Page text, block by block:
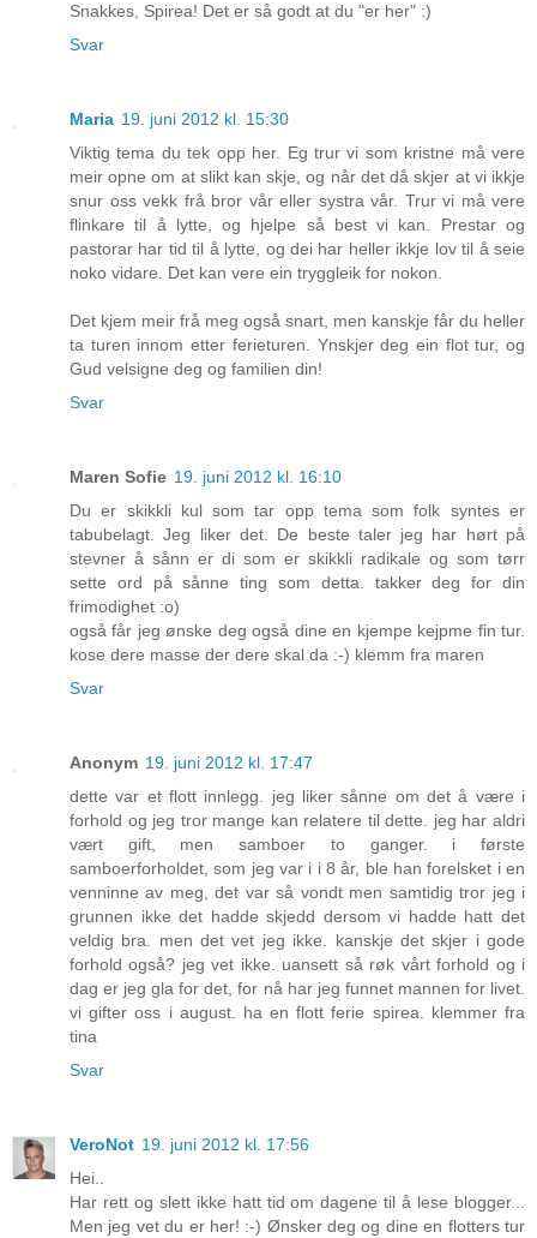
Snakkes, Spirea! Det er så godt at du "er her" :)
Svar
Maria 19. juni 2012 kl. 15:30
Viktig tema du tek opp her. Eg trur vi som kristne må vere
meir opne om at slikt kan skje, og når det då skjer at vi ikkje
snur oss vekk frå bror vår eller systra vår. Trur vi må vere
flinkare til å lytte, og hjelpe så best vi kan. Prestar og
pastorar har tid til å lytte, og dei har heller ikkje lov til å seie
noko vidare. Det kan vere ein tryggleik for nokon.
Det kjem meir frå meg også snart, men kanskje får du heller
ta turen innom etter ferieturen. Ynskjer deg ein flot tur, og
Gud velsigne deg og familien din!
Svar
Maren Sofie 19. juni 2012 kl. 16:10
Du er skikkli kul som tar opp tema som folk syntes er
tabubelagt. Jeg liker det. De beste taler jeg har hørt på
stevner å sånn er di som er skikkli radikale og som tørr
sette ord på sånne ting som detta. takker deg for din
frimodighet :o)
også får jeg ønske deg også dine en kjempe kejpme fin tur.
kose dere masse der dere skal da :-) klemm fra maren
Svar
Anonym 19. juni 2012 kl. 17:47
dette var et flott innlegg. jeg liker sånne om det å være i
forhold og jeg tror mange kan relatere til dette. jeg har aldri
vært gift, men samboer to ganger. i første
samboerforholdet, som jeg var i i 8 år, ble han forelsket i en
venninne av meg, det var så vondt men samtidig tror jeg i
grunnen ikke det hadde skjedd dersom vi hadde hatt det
veldig bra. men det vet jeg ikke. kanskje det skjer i gode
forhold også? jeg vet ikke. uansett så røk vårt forhold og i
dag er jeg gla for det, for nå har jeg funnet mannen for livet.
vi gifter oss i august. ha en flott ferie spirea. klemmer fra
tina
Svar
VeroNot 19. juni 2012 kl. 17:56
Hei..
Har rett og slett ikke hatt tid om dagene til å lese blogger...
Men jeg vet du er her! :-) Ønsker deg og dine en flotters tur